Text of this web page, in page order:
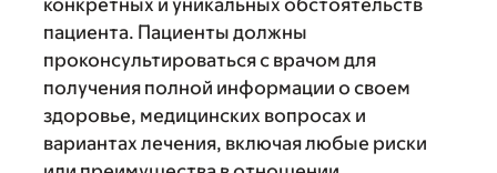
конкретных и уникальных обстоятельств
пациента. Пациенты должны
проконсультироваться с врачом для
получения полной информации о своем
здоровье, медицинских вопросах и
вариантах лечения, включая любые риски